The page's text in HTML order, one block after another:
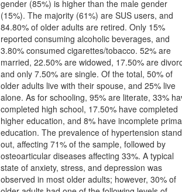
gender (85%) is higher than the male gender
(15%). The majority (61%) are SUS users, and
84.80% of older adults are retired. Only 15%
reported consuming alcoholic beverages, and
3.80% consumed cigarettes/tobacco. 52% are
married, 22.50% are widowed, 17.50% are
and only 7.50% are single. Of the total, 50% of
older adults live with their spouse, and 25% live
alone. As for schooling, 95% are literate, 33%
completed high school, 17.50% have completed
higher education, and 8% have incomplete
education. The prevalence of hypertension
out, affecting 71% of the sample, followed by
osteoarticular diseases affecting 33%. A typical
state of anxiety, stress, and depression was
observed in most older adults; however, 30% of